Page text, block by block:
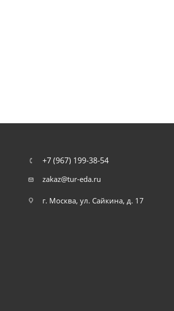
+7 (967) 199-38-54
zakaz@tur-eda.ru
г. Москва, ул. Сайкина, д. 17